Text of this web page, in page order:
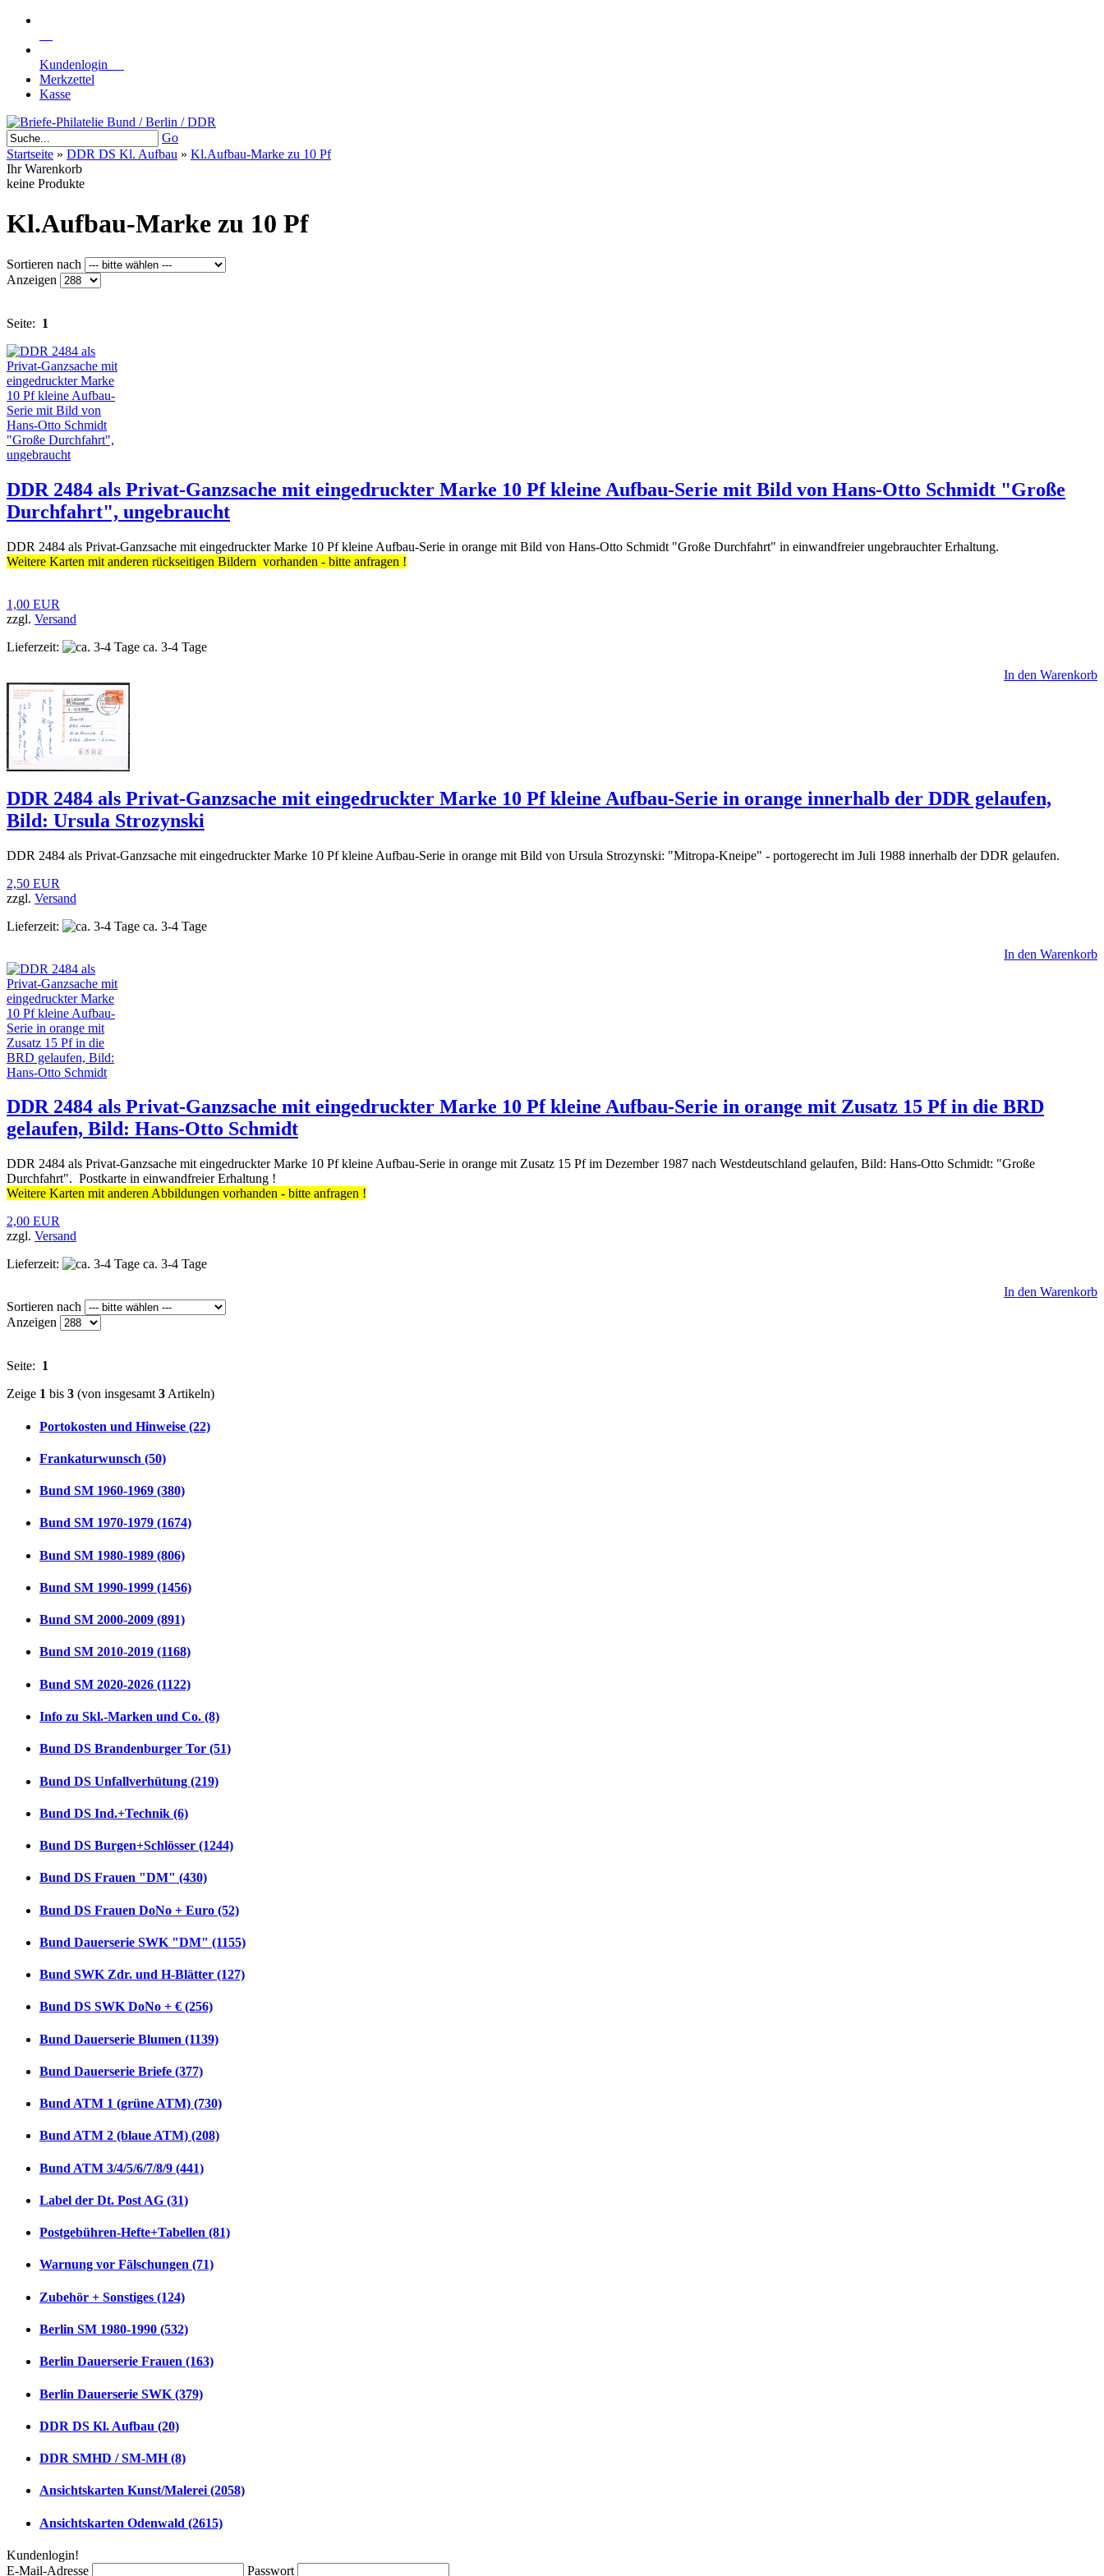
Kundenlogin
Merkzettel
Kasse
Go
Startseite » DDR DS Kl. Aufbau » Kl.Aufbau-Marke zu 10 Pf
Ihr Warenkorb
keine Produkte
Kl.Aufbau-Marke zu 10 Pf
Sortieren nach
Anzeigen
Seite: 1
DDR 2484 als Privat-Ganzsache mit eingedruckter Marke 10 Pf kleine Aufbau-Serie mit Bild von Hans-Otto Schmidt "Große
Durchfahrt", ungebraucht
DDR 2484 als Privat-Ganzsache mit eingedruckter Marke 10 Pf kleine Aufbau-Serie in orange mit Bild von Hans-Otto Schmidt "Große Durchfahrt" in einwandfreier ungebrauchter Erhaltung.
Weitere Karten mit anderen rückseitigen Bildern vorhanden - bitte anfragen !
1,00 EUR
zzgl. Versand
Lieferzeit:
ca. 3-4 Tage
In den Warenkorb
DDR 2484 als Privat-Ganzsache mit eingedruckter Marke 10 Pf kleine Aufbau-Serie in orange innerhalb der DDR gelaufen,
Bild: Ursula Strozynski
DDR 2484 als Privat-Ganzsache mit eingedruckter Marke 10 Pf kleine Aufbau-Serie in orange mit Bild von Ursula Strozynski: "Mitropa-Kneipe" - portogerecht im Juli 1988 innerhalb der DDR gelaufen.
2,50 EUR
zzgl. Versand
Lieferzeit:
ca. 3-4 Tage
In den Warenkorb
DDR 2484 als Privat-Ganzsache mit eingedruckter Marke 10 Pf kleine Aufbau-Serie in orange mit Zusatz 15 Pf in die BRD
gelaufen, Bild: Hans-Otto Schmidt
DDR 2484 als Privat-Ganzsache mit eingedruckter Marke 10 Pf kleine Aufbau-Serie in orange mit Zusatz 15 Pf im Dezember 1987 nach Westdeutschland gelaufen, Bild: Hans-Otto Schmidt: "Große
Durchfahrt". Postkarte in einwandfreier Erhaltung !
Weitere Karten mit anderen Abbildungen vorhanden - bitte anfragen !
2,00 EUR
zzgl. Versand
Lieferzeit:
ca. 3-4 Tage
In den Warenkorb
Sortieren nach
Anzeigen
Seite: 1
Zeige 1 bis 3 (von insgesamt 3 Artikeln)
Portokosten und Hinweise (22)
Frankaturwunsch (50)
Bund SM 1960-1969 (380)
Bund SM 1970-1979 (1674)
Bund SM 1980-1989 (806)
Bund SM 1990-1999 (1456)
Bund SM 2000-2009 (891)
Bund SM 2010-2019 (1168)
Bund SM 2020-2026 (1122)
Info zu Skl.-Marken und Co. (8)
Bund DS Brandenburger Tor (51)
Bund DS Unfallverhütung (219)
Bund DS Ind.+Technik (6)
Bund DS Burgen+Schlösser (1244)
Bund DS Frauen "DM" (430)
Bund DS Frauen DoNo + Euro (52)
Bund Dauerserie SWK "DM" (1155)
Bund SWK Zdr. und H-Blätter (127)
Bund DS SWK DoNo + € (256)
Bund Dauerserie Blumen (1139)
Bund Dauerserie Briefe (377)
Bund ATM 1 (grüne ATM) (730)
Bund ATM 2 (blaue ATM) (208)
Bund ATM 3/4/5/6/7/8/9 (441)
Label der Dt. Post AG (31)
Postgebühren-Hefte+Tabellen (81)
Warnung vor Fälschungen (71)
Zubehör + Sonstiges (124)
Berlin SM 1980-1990 (532)
Berlin Dauerserie Frauen (163)
Berlin Dauerserie SWK (379)
DDR DS Kl. Aufbau (20)
DDR SMHD / SM-MH (8)
Ansichtskarten Kunst/Malerei (2058)
Ansichtskarten Odenwald (2615)
Kundenlogin!
E-Mail-Adresse
Passwort